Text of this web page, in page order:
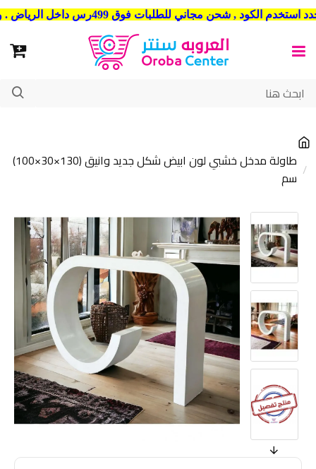
شحن مجاني للطلبات فوق 499رس داخل الرياض . وشحن الي جميع مدن المملكة العربية السعودية
طاولة مدخل خشبي لون ابيض شكل جديد وانيق (130×30×100)
سم